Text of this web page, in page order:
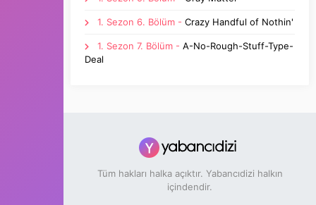
katmadıkları bir olay vardır. Ürettiği
Uyuşturucunun çok tutulmasıyla birlikte Walter
çok büyük paralar kazanacaktır. İlerleyen
1. Sezon 6. Bölüm - Crazy Handful of Nothin'
1. Sezon 7. Bölüm - A-No-Rough-Stuff-Type-
Deal
Tüm hakları halka açıktır. Yabancıdizi halkın
içindendir.